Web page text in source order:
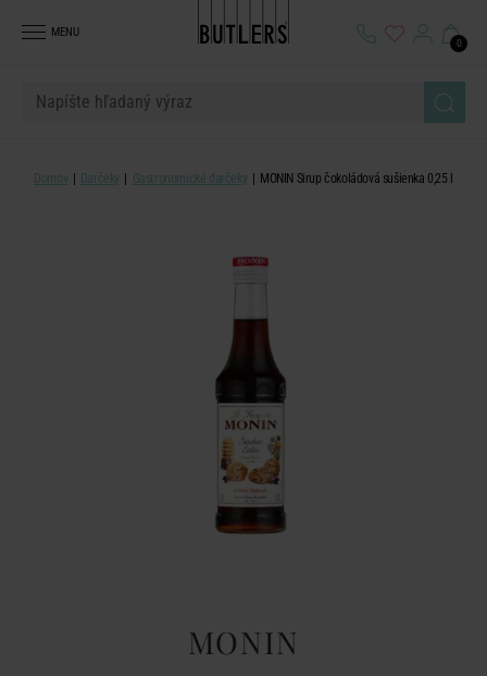
MENU
0
Domov Darčeky Gastronomické darčeky MONIN Sirup čokoládová sušienka 0,25 l
MONIN